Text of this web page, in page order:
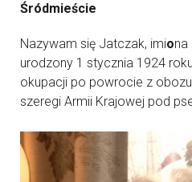
Śródmieście
Nazywam się Jatczak, imiona
urodzony 1 stycznia 1924
okupacji po powrocie z
szeregi Armii Krajowej pod